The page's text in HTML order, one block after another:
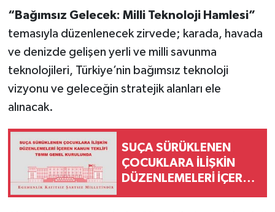
“Bağımsız Gelecek: Milli Teknoloji Hamlesi”
temasıyla düzenlenecek zirvede; karada, havada
ve denizde gelişen yerli ve milli savunma
teknolojileri, Türkiye’nin bağımsız teknoloji
vizyonu ve geleceğin stratejik alanları ele
alınacak.
SUÇA SÜRÜKLENEN
ÇOCUKLARA İLİŞKİN
DÜZENLEMELERİ İÇEREN